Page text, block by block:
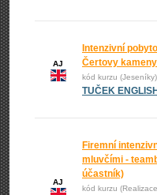
AJ
Intenzivní
Čertovy
kód kurzu (Jeseníky)
TUČEK ENGLISH
AJ
Firemní
mluvčími -
účastník)
kód kurzu